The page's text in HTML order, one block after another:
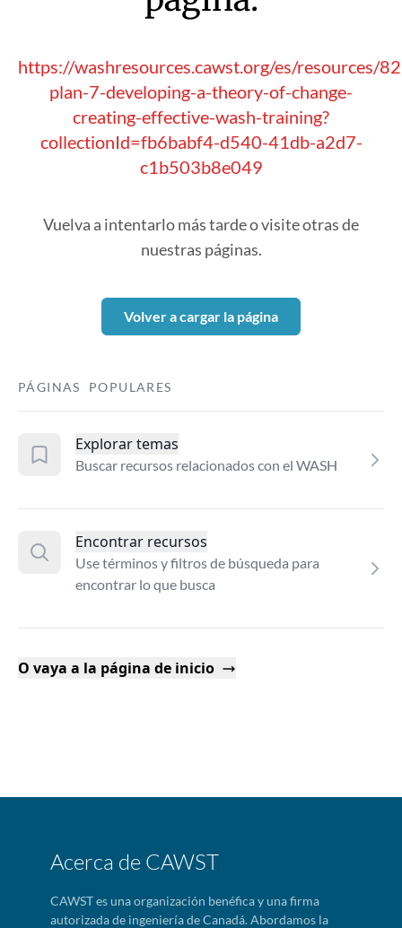
https://washresources.cawst.org/es/resources/
plan-7-developing-a-theory-of-change-
creating-effective-wash-training?
collectionId=fb6babf4-d540-41db-a2d7-
c1b503b8e049
Vuelva a intentarlo más tarde o visite otras de
nuestras páginas.
Volver a cargar la página
PÁGINAS POPULARES
Explorar temas
Buscar recursos relacionados con el WASH
Encontrar recursos
Use términos y filtros de búsqueda para
encontrar lo que busca
O vaya a la página de inicio
Acerca de CAWST
CAWST es una organización benéfica y una firma
autorizada de ingeniería de Canadá. Abordamos la